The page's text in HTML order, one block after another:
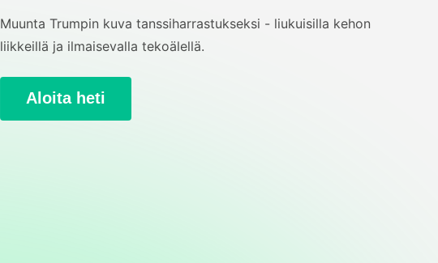
Muunta Trumpin kuva tanssiharrastukseksi - liukuisilla kehon
liikkeillä ja ilmaisevalla tekoälellä.
Aloita heti